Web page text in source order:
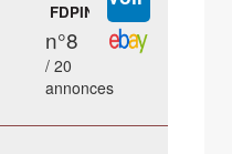
FDPIN
n°8
/ 20
annonces